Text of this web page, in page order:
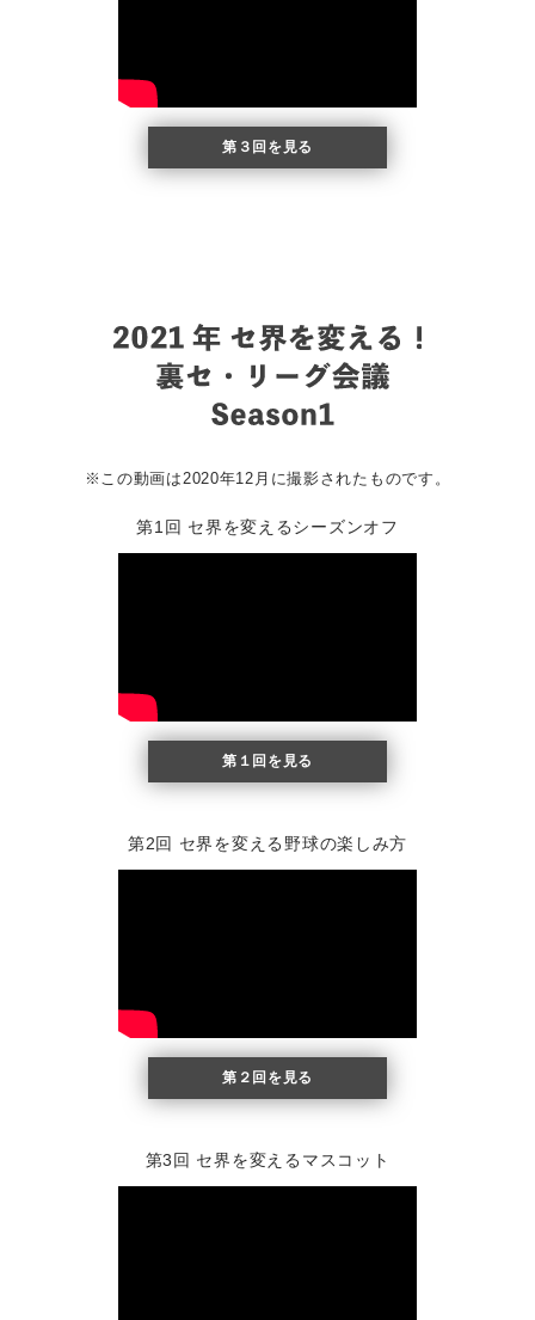
第３回を見る
※この動画は2020年12月に撮影されたものです。
第1回 セ界を変えるシーズンオフ
第１回を見る
第2回 セ界を変える野球の楽しみ方
第２回を見る
第3回 セ界を変えるマスコット